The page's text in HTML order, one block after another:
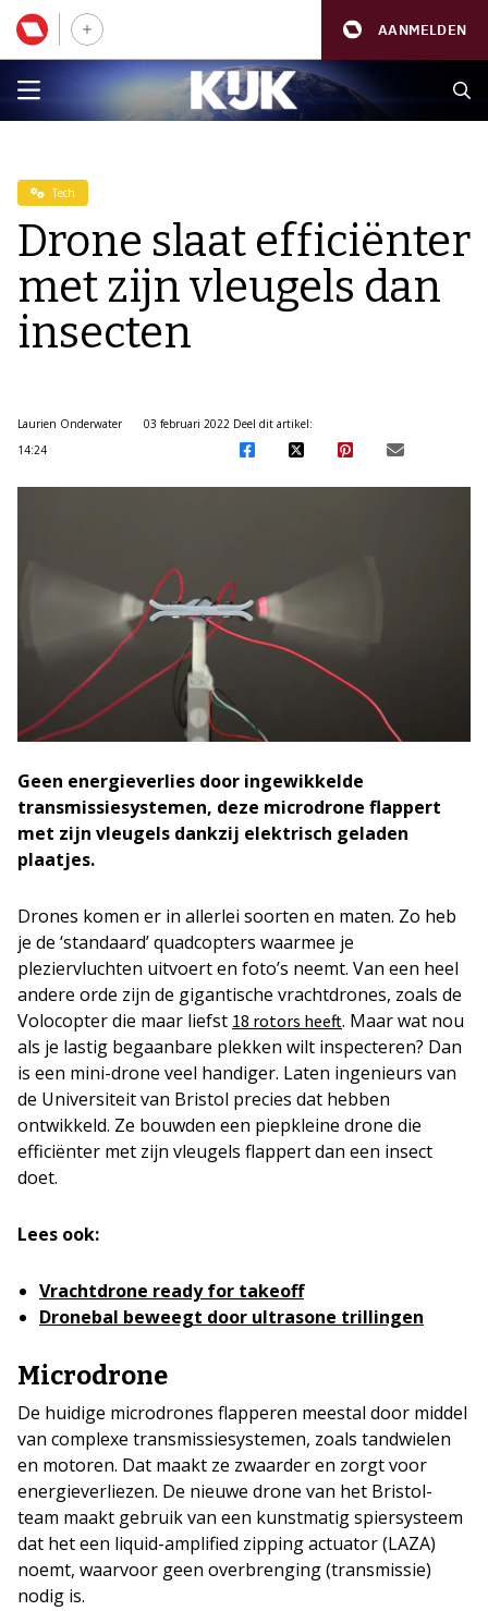
AANMELDEN
Tech
Drone slaat efficiënter
met zijn vleugels dan
insecten
Laurien Onderwater
03 februari 2022
14:24
Deel dit artikel:
Geen energieverlies door ingewikkelde
transmissiesystemen, deze microdrone flappert
met zijn vleugels dankzij elektrisch geladen
plaatjes.
Drones komen er in allerlei soorten en maten. Zo heb
je de ‘standaard’ quadcopters waarmee je
pleziervluchten uitvoert en foto’s neemt. Van een heel
andere orde zijn de gigantische vrachtdrones, zoals de
Volocopter die maar liefst 18 rotors heeft. Maar wat nou
als je lastig begaanbare plekken wilt inspecteren? Dan
is een mini-drone veel handiger. Laten ingenieurs van
de Universiteit van Bristol precies dat hebben
ontwikkeld. Ze bouwden een piepkleine drone die
efficiënter met zijn vleugels flappert dan een insect
doet.
Lees ook:
Vrachtdrone ready for takeoff
Dronebal beweegt door ultrasone trillingen
Microdrone
De huidige microdrones flapperen meestal door middel
van complexe transmissiesystemen, zoals tandwielen
en motoren. Dat maakt ze zwaarder en zorgt voor
energieverliezen. De nieuwe drone van het Bristol-
team maakt gebruik van een kunstmatig spiersysteem
dat het een liquid-amplified zipping actuator (LAZA)
noemt, waarvoor geen overbrenging (transmissie)
nodig is.